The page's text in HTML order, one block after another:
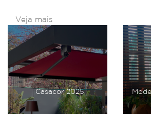
Veja mais
Casacor 2025